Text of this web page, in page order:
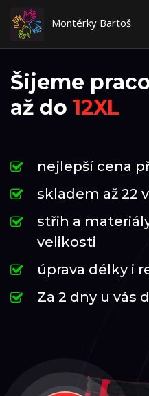
Montérky Bartoš
Šijeme
až do 12XL
nejlepší cena
skladem až 22
střih a
velikosti
úprava délky i
Za 2 dny u vás